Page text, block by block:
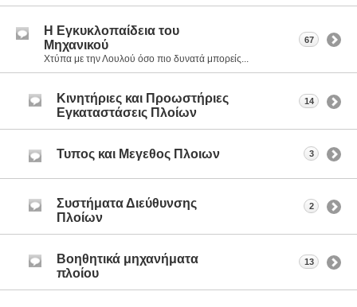
Η Eγκυκλοπαίδεια του
Μηχανικού
Χτύπα με την Λουλού όσο πιο δυνατά μπορείς...
67
Κινητήριες και Προωστήριες
Εγκαταστάσεις Πλοίων
14
Τυπος και Μεγεθος Πλοιων 3
Συστήματα Διεύθυνσης
Πλοίων
2
Βοηθητικά μηχανήματα
πλοίου
13